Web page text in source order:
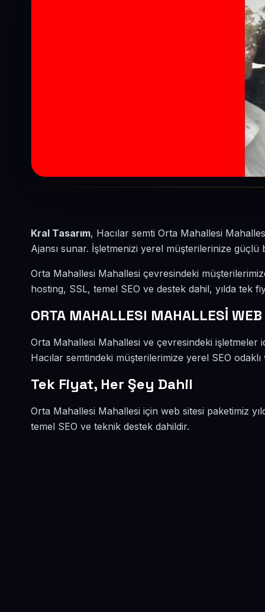
Kral Tasarım, Hacılar semti Orta Mahallesi
Ajansı sunar. İşletmenizi yerel müşterilerinize güçlü
Orta Mahallesi Mahallesi çevresindeki
hosting, SSL, temel SEO ve destek dahil, yılda tek
ORTA MAHALLESI MAHALLESİ
Orta Mahallesi Mahallesi ve çevresindeki işletmeler
Hacılar semtindeki müşterilerimize yerel SEO
Tek Fiyat, Her Şey Dahil
Orta Mahallesi Mahallesi için web sitesi paketimiz
temel SEO ve teknik destek dahildir.